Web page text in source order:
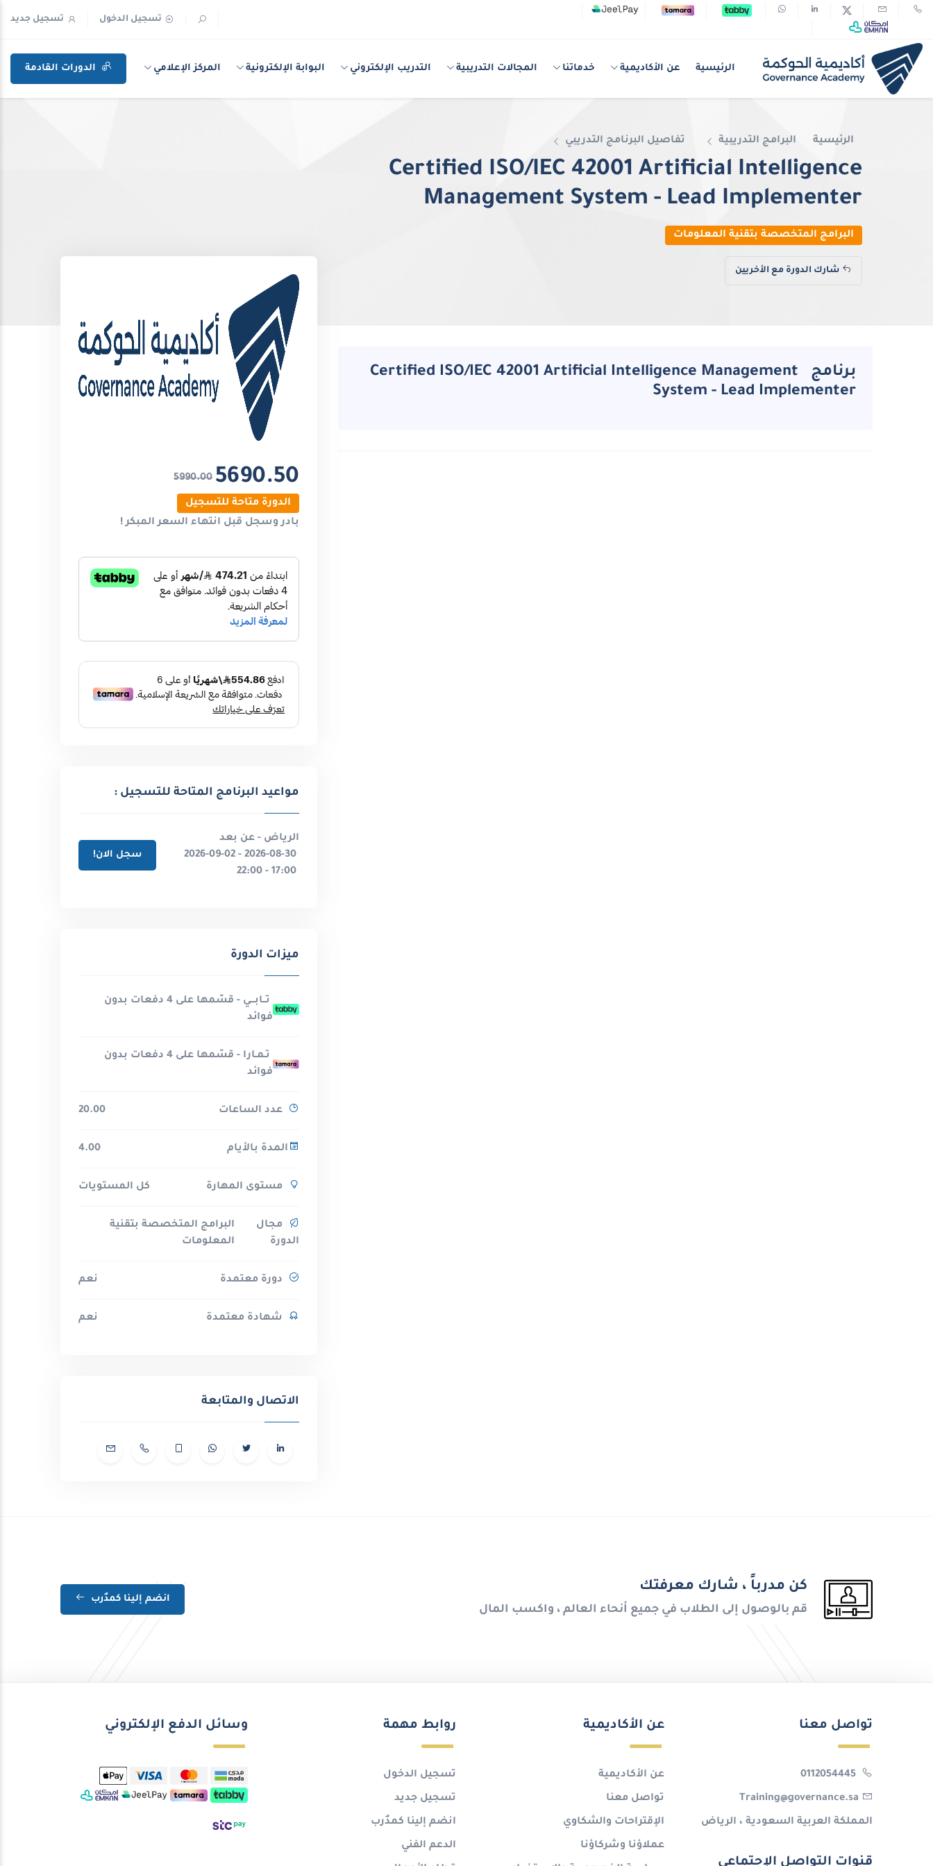
تسجيل الدخول تسجيل جديد
الرئيسية عن الأكاديمية خدماتنا المجالات التدريبية التدريب الإلكتروني البوابة الإلكترونية المركز الإعلامي الدورات القادمة
الرئيسية البرامج التدريبية تفاصيل البرنامج التدريبي
Certified ISO/IEC 42001 Artificial Intelligence
Management System - Lead Implementer
البرامج المتخصصة بتقنية المعلومات
شارك الدورة مع الأخريين
برنامج Certified ISO/IEC 42001 Artificial Intelligence Management
System - Lead Implementer
5690.50
5990.00
الدورة متاحة للتسجيل
بادر وسجل قبل انتهاء السعر المبكر!
مواعيد البرنامج المتاحة للتسجيل :
الرياض - عن بعد
سجل الان!
ميزات الدورة
تــابـــي - قسّمها على 4 دفعات بدون
فوائد
تـمـارا - قسّمها على 4 دفعات بدون
فوائد
عدد الساعات 20.00
المدة بالأيام 4.00
مستوى المهارة كل المستويات
مجال
الدورة
البرامج المتخصصة بتقنية
المعلومات
دورة معتمدة نعم
شهادة معتمدة نعم
الاتصال والمتابعة
كن مدرباً ، شارك معرفتك
قم بالوصول إلى الطلاب في جميع أنحاء العالم ، واكسب المال
انضم إلينا كمدٌرب
تواصل معنا
Training@governance.sa
المملكة العربية السعودية ، الرياض
قنوات التواصل الإجتماعي
عن الأكاديمية
عن الأكاديمية
تواصل معنا
الإقتراحات والشكاوي
عملاؤنا وشركاؤنا
روابط مهمة
تسجيل الدخول
تسجيل جديد
انضم إلينا كمدٌرب
الدعم الفني
وسائل الدفع الإلكتروني